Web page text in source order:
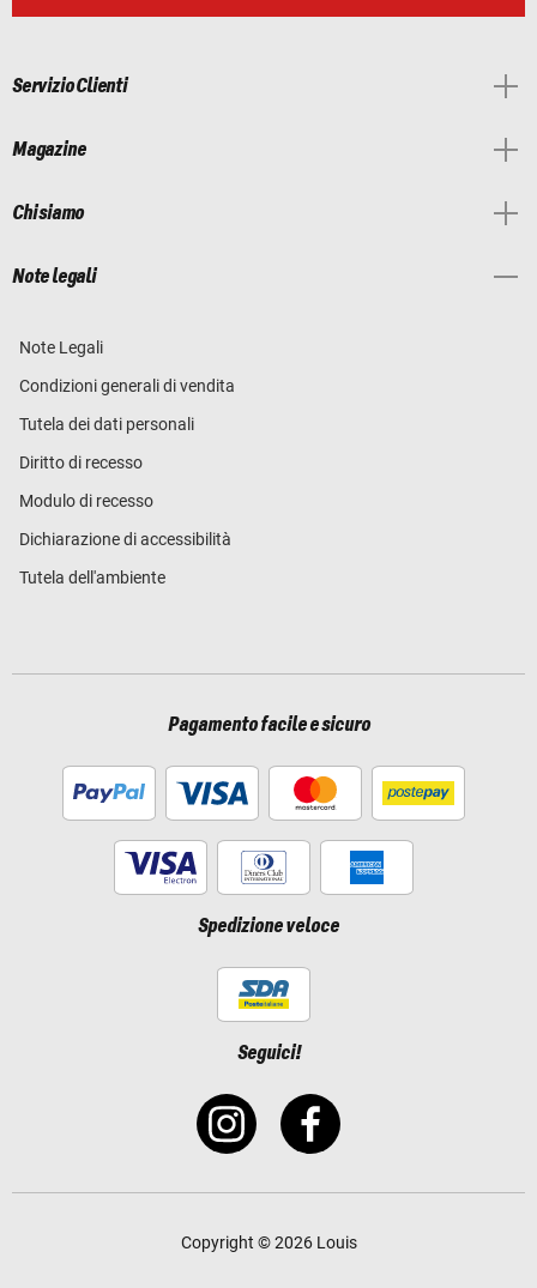
Servizio Clienti
Magazine
Chi siamo
Note legali
Note Legali
Condizioni generali di vendita
Tutela dei dati personali
Diritto di recesso
Modulo di recesso
Dichiarazione di accessibilità
Tutela dell'ambiente
Pagamento facile e sicuro
Spedizione veloce
Seguici!
Copyright © 2026 Louis